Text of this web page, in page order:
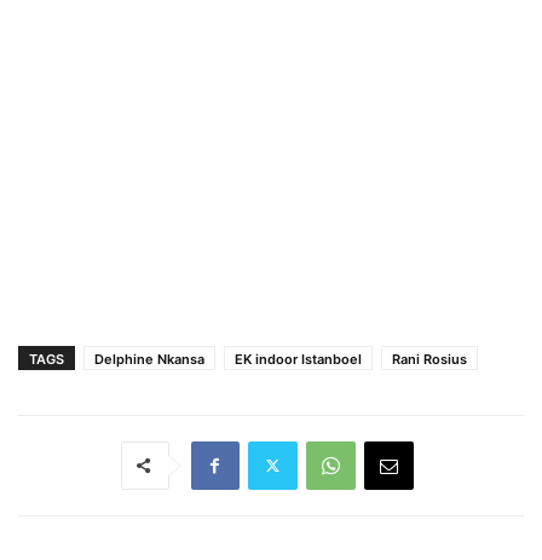
TAGS Delphine Nkansa EK indoor Istanboel Rani Rosius